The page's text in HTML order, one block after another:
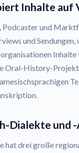
Inhalte auf
Podcaster und
und
Oral-History-
Dialekte und
hat drei große